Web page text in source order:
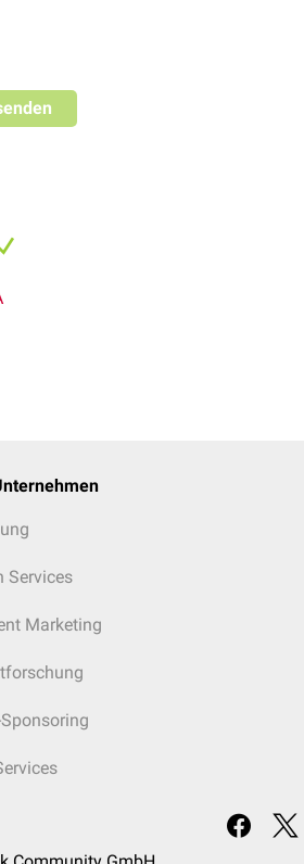
Services
Marketing
Sponsoring